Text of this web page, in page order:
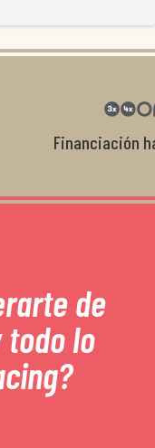
Financiación
de
todo lo